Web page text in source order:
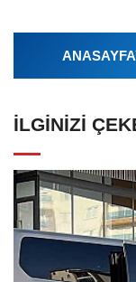
İLGINIZI